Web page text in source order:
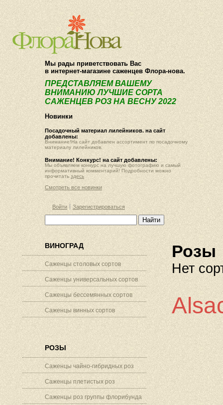
О компании Как купить
Мы рады приветствовать Вас
в интернет-магазине саженцев Флора-нова.
ПРЕДСТАВЛЯЕМ ВАШЕМУ
ВНИМАНИЮ ЛУЧШИЕ СОРТА
САЖЕНЦЕВ РОЗ НА ВЕСНУ 2022
Новинки
Посадочный материал лилейников. на сайт
добавлены:
Внимание!На сайт добавлен ассортимент по посадочному
материалу лилейников.
Внимание! Конкурс! на сайт добавлены:
Мы объявляем конкурс на лучшую фотографию и самый
информативный комментарий! Подробности можно
прочитать здесь
Смотреть все новинки
Войти Зарегистрироваться
ВИНОГРАД
Саженцы столовых сортов
Саженцы универсальных сортов
Саженцы бессемянных сортов
Саженцы винных сортов
РОЗЫ
Саженцы чайно-гибридных роз
Саженцы плетистых роз
Саженцы роз группы флорибунда
Розы
Нет